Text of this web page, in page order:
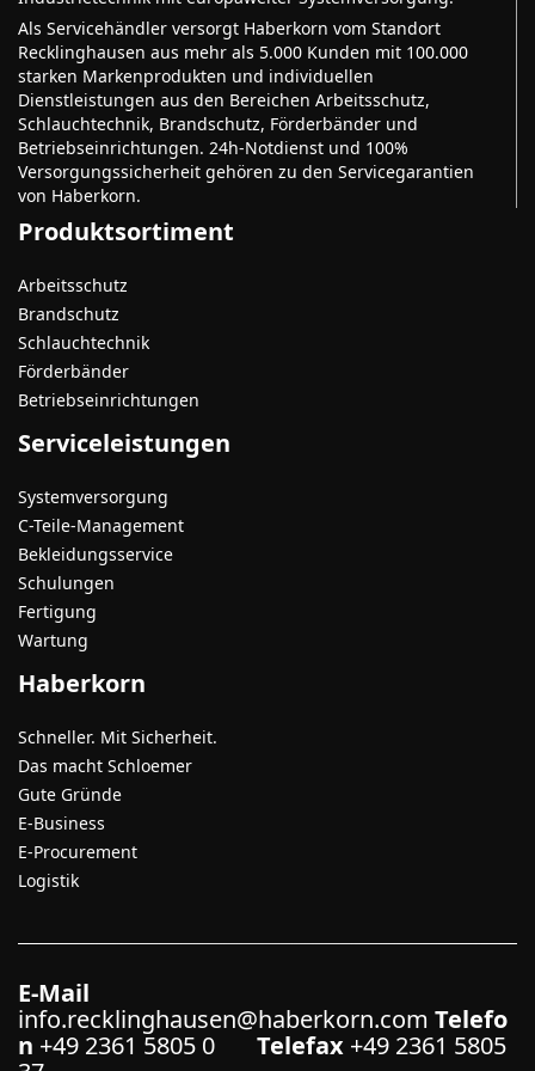
Als Servicehändler versorgt Haberkorn vom Standort
Recklinghausen aus mehr als 5.000 Kunden mit 100.000
starken Markenprodukten und individuellen
Dienstleistungen aus den Bereichen Arbeitsschutz,
Schlauchtechnik, Brandschutz, Förderbänder und
Betriebseinrichtungen. 24h-Notdienst und 100%
Versorgungssicherheit gehören zu den Servicegarantien
von Haberkorn.
Produktsortiment
Arbeitsschutz
Brandschutz
Schlauchtechnik
Förderbänder
Betriebseinrichtungen
Serviceleistungen
Systemversorgung
C-Teile-Management
Bekleidungsservice
Schulungen
Fertigung
Wartung
Haberkorn
Schneller. Mit Sicherheit.
Das macht Schloemer
Gute Gründe
E-Business
E-Procurement
Logistik
E-Mail
info.recklinghausen@haberkorn.com Telefo
n +49 2361 5805 0 Telefax +49 2361 5805